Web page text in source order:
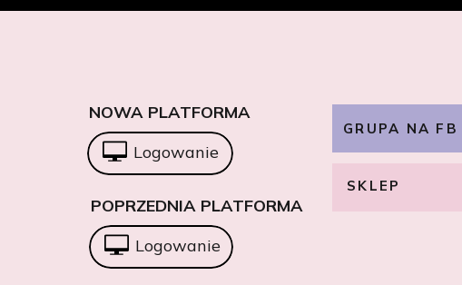
GRUPA NA FB
SKLEP
Logowanie
NOWA PLATFORMA
Logowanie
POPRZEDNIA PLATFORMA